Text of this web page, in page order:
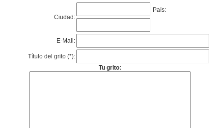
Ciudad:
País:
E-Mail:
Título del grito (*):
Tu grito: